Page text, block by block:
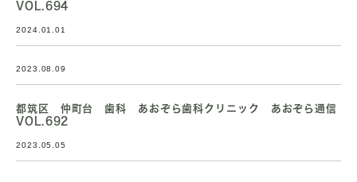
VOL.694
2024.01.01
2023.08.09
都筑区 仲町台 歯科 あおぞら歯科クリニック あおぞら通信
VOL.692
2023.05.05